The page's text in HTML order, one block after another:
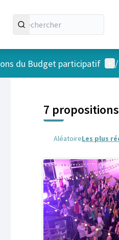
du Budget participatif /
7 propositions
AléatoireLes plus